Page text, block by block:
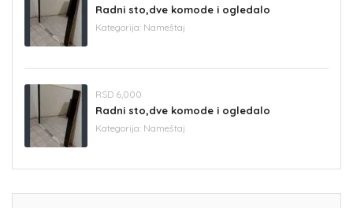
Radni sto,dve komode i ogledalo
Kategorija: Nameštaj
RSD 6,000
Radni sto,dve komode i ogledalo
Kategorija: Nameštaj